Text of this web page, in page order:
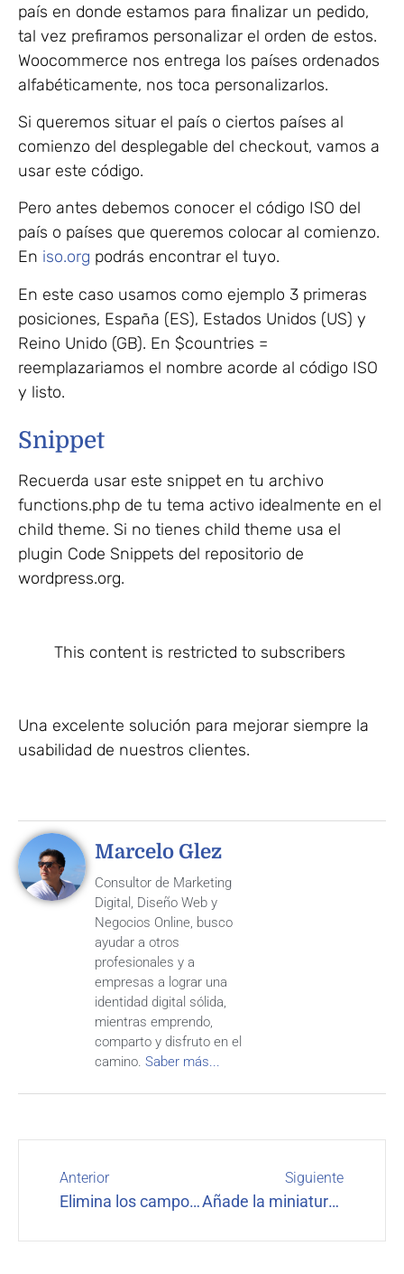
país en donde estamos para finalizar un pedido,
tal vez prefiramos personalizar el orden de estos.
Woocommerce nos entrega los países ordenados
alfabéticamente, nos toca personalizarlos.
Si queremos situar el país o ciertos países al
comienzo del desplegable del checkout, vamos a
usar este código.
Pero antes debemos conocer el código ISO del
país o países que queremos colocar al comienzo.
En iso.org podrás encontrar el tuyo.
En este caso usamos como ejemplo 3 primeras
posiciones, España (ES), Estados Unidos (US) y
Reino Unido (GB). En $countries =
reemplazariamos el nombre acorde al código ISO
y listo.
Snippet
Recuerda usar este snippet en tu archivo
functions.php de tu tema activo idealmente en el
child theme. Si no tienes child theme usa el
plugin Code Snippets del repositorio de
wordpress.org.
This content is restricted to subscribers
Una excelente solución para mejorar siempre la
usabilidad de nuestros clientes.
Marcelo Glez
Consultor de Marketing
Digital, Diseño Web y
Negocios Online, busco
ayudar a otros
profesionales y a
empresas a lograr una
identidad digital sólida,
mientras emprendo,
comparto y disfruto en el
camino. Saber más...
Anterior
Elimina los campos de envío para productos virtuales
Siguiente
Añade la miniatura de producto en el checkout